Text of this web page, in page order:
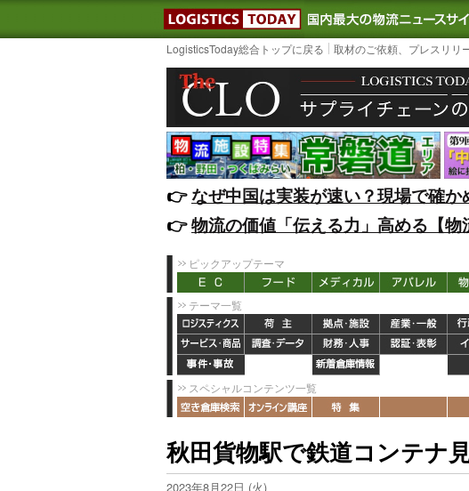
LOGISTICS TODAY｜国
LogisticsToday総合トップに戻る 取材のご依頼、プレスリリ
👉️なぜ中国は実装が速い？現場で確
👉️物流の価値「伝える力」高める【
ピックアップテーマ
テーマ一覧
スペシャルコンテンツ一覧
秋田貨物駅で鉄道コンテナ
2023年8月22日 (火)